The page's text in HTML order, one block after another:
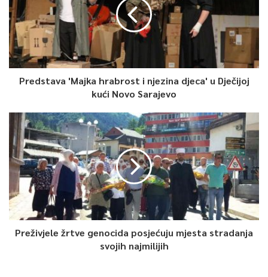
Predstava 'Majka hrabrost i njezina djeca' u Dječijoj
kući Novo Sarajevo
Preživjele žrtve genocida posjećuju mjesta stradanja
svojih najmilijih